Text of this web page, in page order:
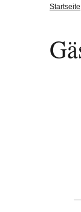
Startseite